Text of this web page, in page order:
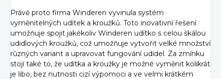
Právě proto firma Winderen vyvinula systém
vyměnitelných udítek a kroužků. Toto inovativní řešení
umožňuje spojit jakékoliv Winderen udítko s celou škálou
udidlových kroužků, což umožňuje vytvořit velké množství
různých variant a upravovat fungování udidel. Za zmínku
stojí také to, že udítka a kroužky je možné vyměnit kolikrát
je libo, bez nutnosti cizí výpomoci a ve velmi krátkém